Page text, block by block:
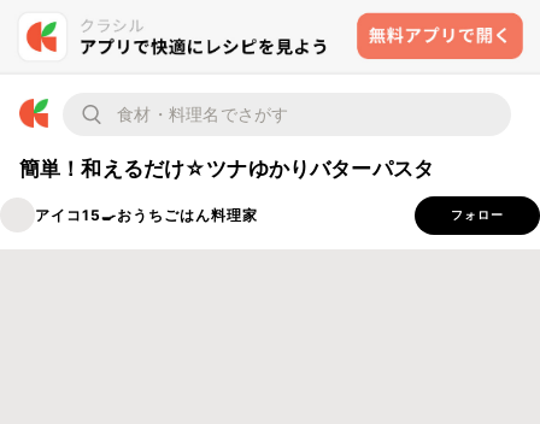
簡単！和えるだけ☆ツナゆかりバターパスタ
アイコ15🍳おうちごはん料理家 フォロー